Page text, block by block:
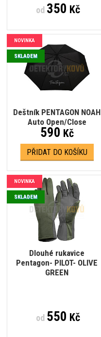
od350 Kč
Deštník PENTAGON NOAH
Auto Open/Close
NOVINKA
SKLADEM
590 Kč
PŘIDAT DO KOŠÍKU
Dlouhé rukavice
Pentagon- PILOT- OLIVE
GREEN
NOVINKA
SKLADEM
od550 Kč